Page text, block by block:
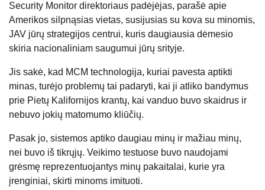
Security Monitor direktoriaus padėjėjas, parašė apie
Amerikos silpnąsias vietas, susijusias su kova su minomis,
JAV jūrų strategijos centrui, kuris daugiausia dėmesio
skiria nacionaliniam saugumui jūrų srityje.
Jis sakė, kad MCM technologija, kuriai pavesta aptikti
minas, turėjo problemų tai padaryti, kai ji atliko bandymus
prie Pietų Kalifornijos krantų, kai vanduo buvo skaidrus ir
nebuvo jokių matomumo kliūčių.
Pasak jo, sistemos aptiko daugiau minų ir mažiau minų,
nei buvo iš tikrųjų. Veikimo testuose buvo naudojami
grėsmę reprezentuojantys minų pakaitalai, kurie yra
įrenginiai, skirti minoms imituoti.